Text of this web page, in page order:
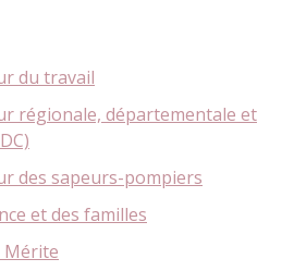
du travail
régionale, départementale et
des sapeurs-pompiers
et des familles
Mérite